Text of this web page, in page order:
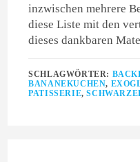
inzwischen mehrere
diese Liste mit den
dieses dankbaren
SCHLAGWÖRTER:
BANANEKUCHEN,
PATISSERIE,